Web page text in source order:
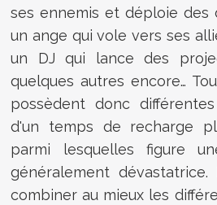
ses ennemis et déploie des
un ange qui vole vers ses
un DJ qui lance des
quelques autres encore…
possèdent donc
d'un temps de recharge
parmi lesquelles figure
généralement
combiner au mieux les